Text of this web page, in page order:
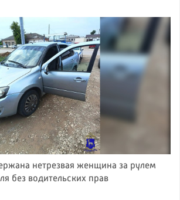
нетрезвая женщина за рулем
без водительских прав